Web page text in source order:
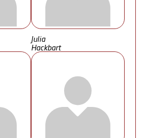
Julia
Hackbart